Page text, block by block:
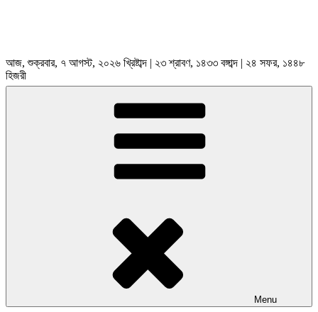
আজ, শুক্রবার, ৭ আগস্ট, ২০২৬ খ্রিষ্টাব্দ | ২৩ শ্রাবণ, ১৪৩৩ বঙ্গাব্দ | ২৪ সফর, ১৪৪৮
হিজরী
Menu